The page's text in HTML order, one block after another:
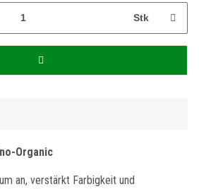
Stk
Organic
an, verstärkt Farbigkeit und